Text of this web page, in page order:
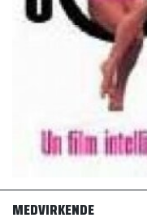
MEDVIRKENDE